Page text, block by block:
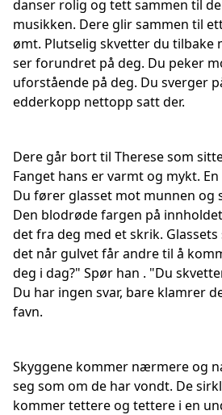
danser rolig og tett sammen til
musikken. Dere glir sammen til
ømt. Plutselig skvetter du tilbake
ser forundret på deg. Du peker
uforstående på deg. Du sverger
edderkopp nettopp satt der.
Dere går bort til Therese som
Fanget hans er varmt og mykt.
Du fører glasset mot munnen og
Den blodrøde fargen på
det fra deg med et skrik.
det når gulvet får andre til å
deg i dag?" Spør han . "Du
Du har ingen svar, bare klamrer
favn.
Skyggene kommer nærmere og
seg som om de har vondt. De
kommer tettere og tettere i en